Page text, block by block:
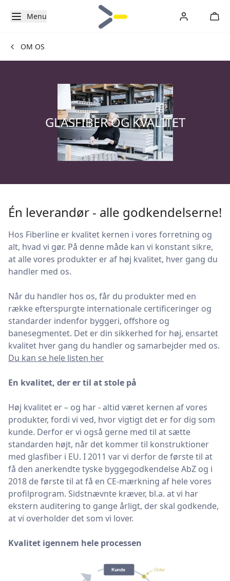
Menu
OM OS
GLASFIBER OG KVALITET
Én leverandør - alle godkendelserne!
Hos Fiberline er kvalitet kernen i vores forretning og
alt, hvad vi gør. På denne måde kan vi konstant sikre,
at alle vores produkter er af høj kvalitet, hver gang du
handler med os.
Når du handler hos os, får du produkter med en
række efterspurgte internationale certificeringer og
standarder indenfor byggeri, offshore og
banesegmentet. Det er din sikkerhed for høj, ensartet
kvalitet hver gang du handler og samarbejder med os.
Du kan se hele listen her
En kvalitet, der er til at stole på
Høj kvalitet er – og har - altid været kernen af vores
produkter, fordi vi ved, hvor vigtigt det er for dig som
kunde. Derfor er vi også gerne med til at sætte
standarden højt, når det kommer til konstruktioner
med glasfiber i EU. I 2011 var vi derfor de første til at
få den anerkendte tyske byggegodkendelse AbZ og i
2018 de første til at få en CE-mærkning af hele vores
profilprogram. Sidstnævnte kræver, bl.a. at vi har
ekstern auditering to gange årligt, der skal godkende,
at vi overholder det som vi lover.
Kvalitet igennem hele processen